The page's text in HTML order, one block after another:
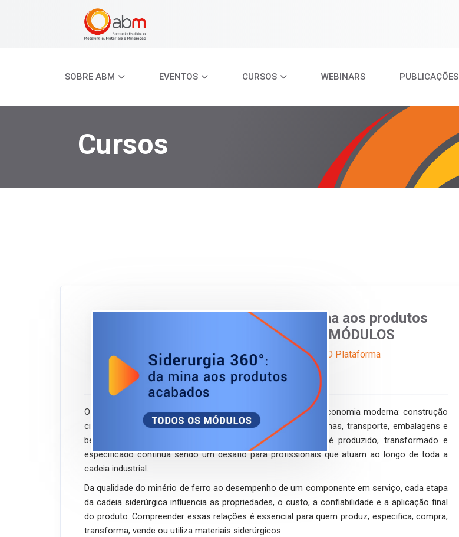
SOBRE ABM EVENTOS CURSOS WEBINARS PUBLICAÇÕES
Cursos
imediato
Siderurgia 360°: da mina aos produtos
acabados - TODOS OS MÓDULOS
ABM Ensina Online EAD Plataforma
O aço está presente em praticamente todos os setores da economia moderna: construção
civil, infraestrutura, energia, mineração, petróleo e gás, máquinas, transporte, embalagens e
bens de consumo. Entretanto, compreender como o aço é produzido, transformado e
especificado continua sendo um desafio para profissionais que atuam ao longo de toda a
cadeia industrial.
Da qualidade do minério de ferro ao desempenho de um componente em serviço, cada etapa
da cadeia siderúrgica influencia as propriedades, o custo, a confiabilidade e a aplicação final
do produto. Compreender essas relações é essencial para quem produz, especifica, compra,
transforma, vende ou utiliza materiais siderúrgicos.